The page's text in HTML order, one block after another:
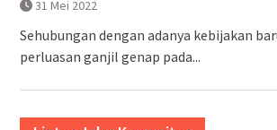
31 Mei 2022
Sehubungan dengan adanya kebijakan
perluasan ganjil genap pada...